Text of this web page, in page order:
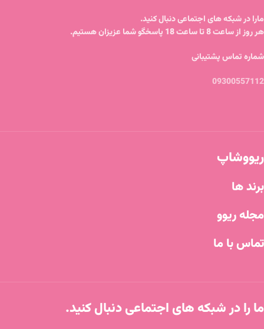
مارا در شبکه های اجتماعی دنبال کنید.
هر روز از ساعت 8 تا ساعت 18 پاسخگو شما عزیزان هستیم.
شماره تماس پشتیبانی
09300557112
ریووشاپ
برند ها
مجله ریوو
تماس با ما
ما را در شبکه های اجتماعی دنبال کنید.